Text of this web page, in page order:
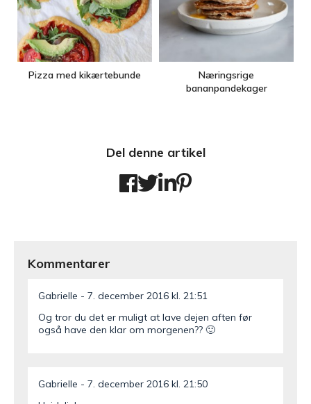
Pizza med kikærtebunde
Næringsrige
bananpandekager
Del denne artikel
Kommentarer
Gabrielle
7. december 2016 kl. 21:51
Og tror du det er muligt at lave dejen aften før
også have den klar om morgenen?? 🙂
Gabrielle
7. december 2016 kl. 21:50